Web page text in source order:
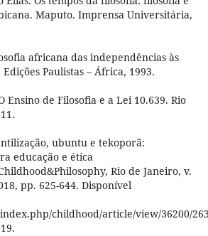
Maputo. Imprensa Universitária,
Filosofia africana das independências às
Paulistas – África, 1993.
Ensino de Filosofia e a Lei 10.639. Rio
infantilização, ubuntu e tekoporã:
educação e ética
Rio de Janeiro, v.
pp. 625-644. Disponível
childhood/article/view/36200/